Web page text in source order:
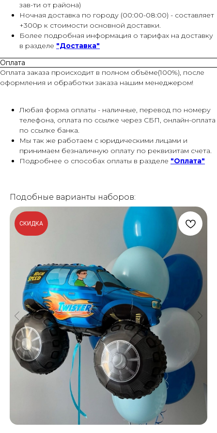
зав-ти от района)
Ночная доставка по городу (00:00-08:00) - составляет
+300р к стоимости основной доставки.
Более подробная информация о тарифах на доставку
в разделе "Доставка"
Оплата
Оплата заказа происходит в полном объёме(100%), после
оформления и обработки заказа нашим менеджером!
Любая форма оплаты - наличные, перевод по номеру
телефона, оплата по ссылке через СБП, онлайн-оплата
по ссылке банка.
Мы так же работаем с юридическими лицами и
принимаем безналичную оплату по реквизитам счета.
Подробнее о способах оплаты в разделе "Оплата"
Подобные варианты наборов:
СКИДКА